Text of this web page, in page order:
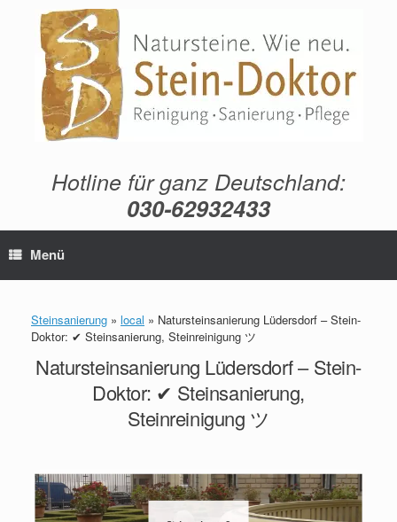
springen
Hotline für ganz Deutschland:
030-62932433
Menü
Steinsanierung » local » Natursteinsanierung Lüdersdorf – Stein-
Doktor: ✔ Steinsanierung, Steinreinigung ツ
Natursteinsanierung Lüdersdorf – Stein-
Doktor: ✔ Steinsanierung,
Steinreinigung ツ